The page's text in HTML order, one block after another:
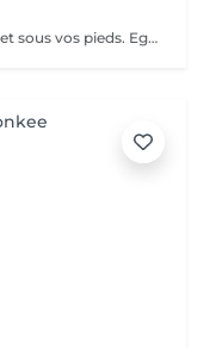
Pour finir en beauté, un gommage sur et sous vos pieds. Egalement entre les orteils. Pour une meilleure pénétration de la crème pieds. Uniquement avec un service de beauté des pieds / pédicurie effectué à l institut le même jour .